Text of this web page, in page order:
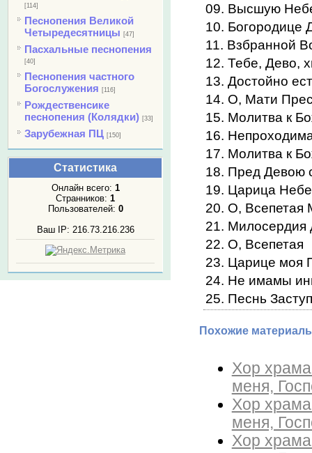
[114]
Песнопения Великой
Четыредесятницы [47]
Пасхальные песнопения
[40]
Песнопения частного
Богослужения [116]
Рождественсике
песнопения (Колядки) [33]
Зарубежная ПЦ [150]
Статистика
Онлайн всего: 1
Странников: 1
Пользователей: 0
Ваш IP: 216.73.216.236
09. Высшую
10. Богородице
11. Взбранной
12. Тебе, Дево,
13. Достойно
14. О, Мати
15. Молитва к
16.
17. Молитва к
18. Пред Девою
19. Царица
20. О, Всепетая
21. Милосердия
22. О, Всепетая
23. Царице моя
24. Не имамы
25. Песнь
Похожие
Хор
меня,
Хор
меня,
Хор